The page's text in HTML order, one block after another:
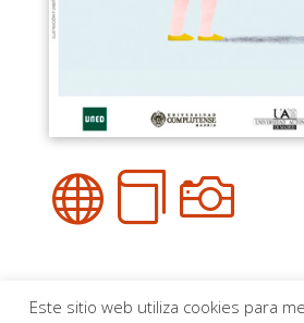
  
Este sitio web utiliza cookies para